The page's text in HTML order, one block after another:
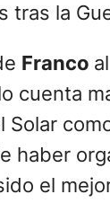
tras la
Franco
cuenta
Solar
haber
el